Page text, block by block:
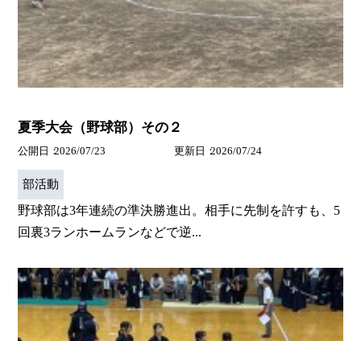
夏季大会（野球部）その２
公開日 2026/07/23 更新日 2026/07/24
部活動
野球部は3年連続の準決勝進出。相手に先制を許すも、5
回裏3ランホームランなどで逆...